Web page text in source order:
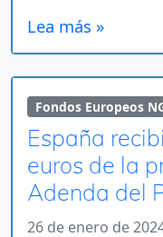
Lea más »
Fondos Europeos
España
euros de la
Adenda del
26 de enero de